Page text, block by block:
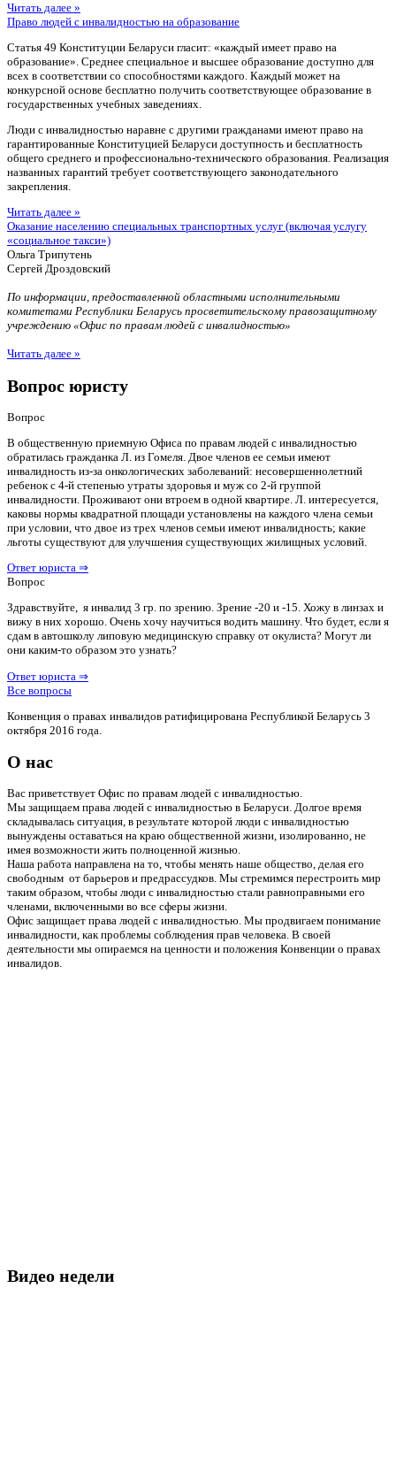
Читать далее »
Право людей с инвалидностью на образование
Статья 49 Конституции Беларуси гласит: «каждый имеет право на
образование». Среднее специальное и высшее образование доступно для
всех в соответствии со способностями каждого. Каждый может на
конкурсной основе бесплатно получить соответствующее образование в
государственных учебных заведениях.
Люди с инвалидностью наравне с другими гражданами имеют право на
гарантированные Конституцией Беларуси доступность и бесплатность
общего среднего и профессионально-технического образования. Реализация
названных гарантий требует соответствующего законодательного
закрепления.
Читать далее »
Оказание населению специальных транспортных услуг (включая услугу
«социальное такси»)
Ольга Трипутень
Сергей Дроздовский
По информации, предоставленной областными исполнительными
комитетами Республики Беларусь просветительскому правозащитному
учреждению «Офис по правам людей с инвалидностью»
Читать далее »
Вопрос юристу
Вопрос
В общественную приемную Офиса по правам людей с инвалидностью
обратилась гражданка Л. из Гомеля. Двое членов ее семьи имеют
инвалидность из-за онкологических заболеваний: несовершеннолетний
ребенок с 4-й степенью утраты здоровья и муж со 2-й группой
инвалидности. Проживают они втроем в одной квартире. Л. интересуется,
каковы нормы квадратной площади установлены на каждого члена семьи
при условии, что двое из трех членов семьи имеют инвалидность; какие
льготы существуют для улучшения существующих жилищных условий.
Ответ юриста ⇒
Вопрос
Здравствуйте, я инвалид 3 гр. по зрению. Зрение -20 и -15. Хожу в линзах и
вижу в них хорошо. Очень хочу научиться водить машину. Что будет, если я
сдам в автошколу липовую медицинскую справку от окулиста? Могут ли
они каким-то образом это узнать?
Ответ юриста ⇒
Все вопросы
Конвенция о правах инвалидов ратифицирована Республикой Беларусь 3
октября 2016 года.
О нас
Вас приветствует Офис по правам людей с инвалидностью.
Мы защищаем права людей с инвалидностью в Беларуси. Долгое время
складывалась ситуация, в результате которой люди с инвалидностью
вынуждены оставаться на краю общественной жизни, изолированно, не
имея возможности жить полноценной жизнью.
Наша работа направлена на то, чтобы менять наше общество, делая его
свободным от барьеров и предрассудков. Мы стремимся перестроить мир
таким образом, чтобы люди с инвалидностью стали равноправными его
членами, включенными во все сферы жизни.
Офис защищает права людей с инвалидностью. Мы продвигаем понимание
инвалидности, как проблемы соблюдения прав человека. В своей
деятельности мы опираемся на ценности и положения Конвенции о правах
инвалидов.
Видео недели